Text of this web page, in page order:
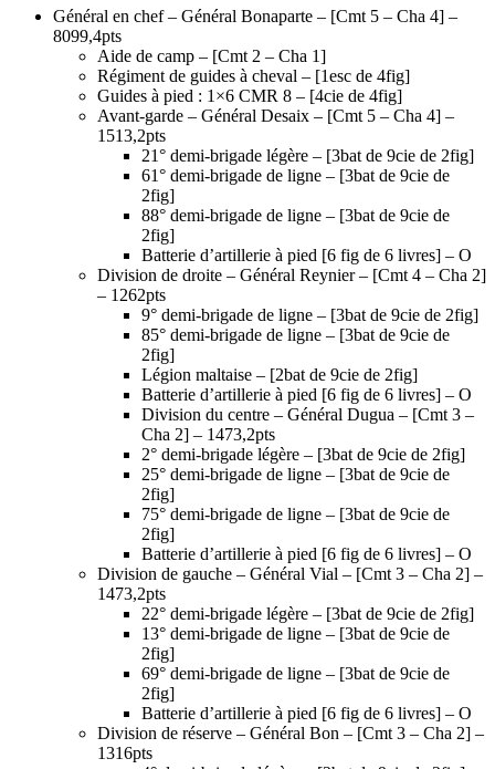
Général en chef – Général Bonaparte – [Cmt 5 – Cha 4] –
8099,4pts
Aide de camp – [Cmt 2 – Cha 1]
Régiment de guides à cheval – [1esc de 4fig]
Guides à pied : 1×6 CMR 8 – [4cie de 4fig]
Avant-garde – Général Desaix – [Cmt 5 – Cha 4] –
1513,2pts
21° demi-brigade légère – [3bat de 9cie de 2fig]
61° demi-brigade de ligne – [3bat de 9cie de
2fig]
88° demi-brigade de ligne – [3bat de 9cie de
2fig]
Batterie d’artillerie à pied [6 fig de 6 livres] – O
Division de droite – Général Reynier – [Cmt 4 – Cha 2]
– 1262pts
9° demi-brigade de ligne – [3bat de 9cie de 2fig]
85° demi-brigade de ligne – [3bat de 9cie de
2fig]
Légion maltaise – [2bat de 9cie de 2fig]
Batterie d’artillerie à pied [6 fig de 6 livres] – O
Division du centre – Général Dugua – [Cmt 3 –
Cha 2] – 1473,2pts
2° demi-brigade légère – [3bat de 9cie de 2fig]
25° demi-brigade de ligne – [3bat de 9cie de
2fig]
75° demi-brigade de ligne – [3bat de 9cie de
2fig]
Batterie d’artillerie à pied [6 fig de 6 livres] – O
Division de gauche – Général Vial – [Cmt 3 – Cha 2] –
1473,2pts
22° demi-brigade légère – [3bat de 9cie de 2fig]
13° demi-brigade de ligne – [3bat de 9cie de
2fig]
69° demi-brigade de ligne – [3bat de 9cie de
2fig]
Batterie d’artillerie à pied [6 fig de 6 livres] – O
Division de réserve – Général Bon – [Cmt 3 – Cha 2] –
1316pts